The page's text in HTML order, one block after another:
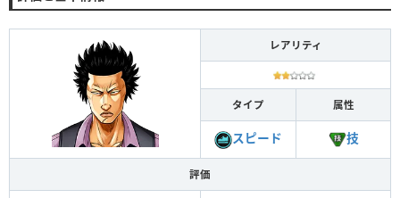
レアリティ
タイプ 属性
スピード 技
評価